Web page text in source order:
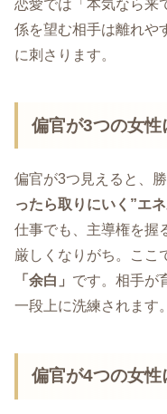
恋愛では「本気なら来
係を望む相手は離れや
に刺さります。
偏官が3つの女性
偏官が3つ見えると、
ったら取りにいく”エ
仕事でも、主導権を握
厳しくなりがち。ここ
「余白」 です。相手が
一段上に洗練されます。
偏官が4つの女性